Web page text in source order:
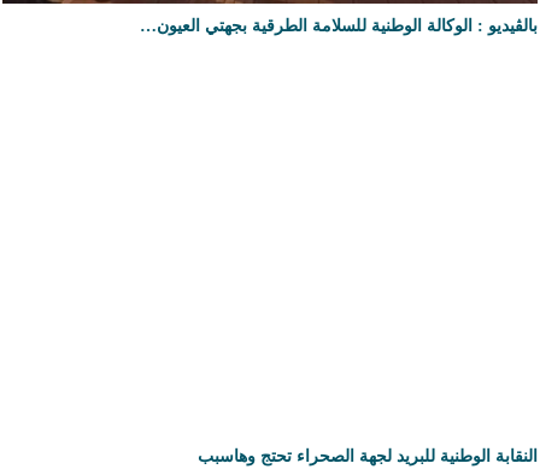
بالڤيديو : الوكالة الوطنية للسلامة الطرقية بجهتي العيون…
النقابة الوطنية للبريد لجهة الصحراء تحتج وهاسبب